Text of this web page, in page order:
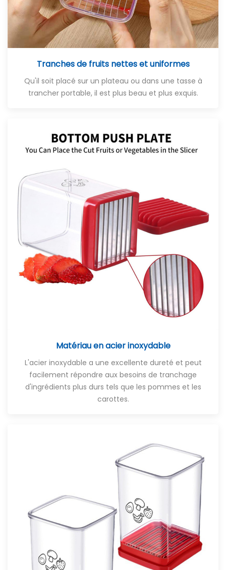
Tranches de fruits nettes et uniformes
Qu'il soit placé sur un plateau ou dans une tasse à
trancher portable, il est plus beau et plus exquis.
Matériau en acier inoxydable
L'acier inoxydable a une excellente dureté et peut
facilement répondre aux besoins de tranchage
d'ingrédients plus durs tels que les pommes et les
carottes.